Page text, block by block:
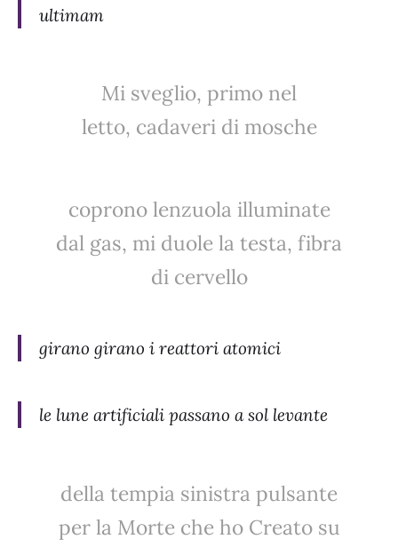
ultimam
Mi sveglio, primo nel
letto, cadaveri di mosche
coprono lenzuola illuminate
dal gas, mi duole la testa, fibra
di cervello
girano girano i reattori atomici
le lune artificiali passano a sol levante
della tempia sinistra pulsante
per la Morte che ho Creato su